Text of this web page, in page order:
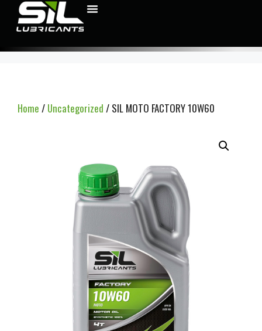
Home / Uncategorized / SIL MOTO FACTORY 10W60